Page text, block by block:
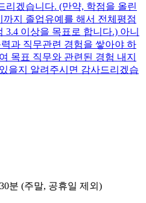
리겠습니다. (만약, 학점을 올린
지 졸업유예를 해서 전체평점
3.4 이상을 목표로 합니다.) 아니
과 직무관련 경험을 쌓아야 하
목표 직무와 관련된 경험 내지
을지 알려주시면 감사드리겠습
분 (주말, 공휴일 제외)